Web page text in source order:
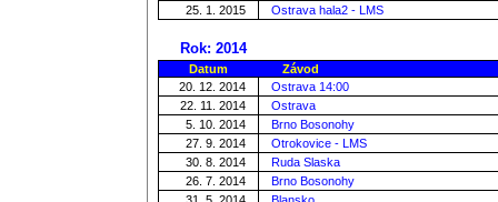
25. 1. 2015
Ostrava hala2 - LMS
Rok: 2014
Datum
Závod
20. 12. 2014
Ostrava 14:00
22. 11. 2014
Ostrava
5. 10. 2014
Brno Bosonohy
27. 9. 2014
Otrokovice - LMS
30. 8. 2014
Ruda Slaska
26. 7. 2014
Brno Bosonohy